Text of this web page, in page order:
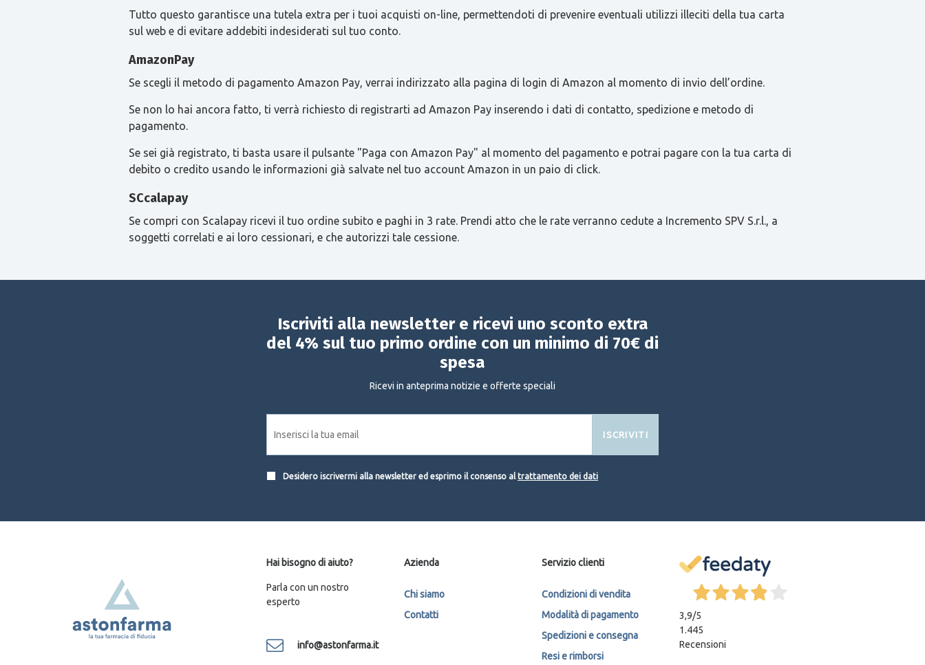
Tutto questo garantisce una tutela extra per i tuoi acquisti on-line, permettendoti di prevenire eventuali utilizzi illeciti della tua carta
sul web e di evitare addebiti indesiderati sul tuo conto.
AmazonPay
Se scegli il metodo di pagamento Amazon Pay, verrai indirizzato alla pagina di login di Amazon al momento di invio dell’ordine.
Se non lo hai ancora fatto, ti verrà richiesto di registrarti ad Amazon Pay inserendo i dati di contatto, spedizione e metodo di
pagamento.
Se sei già registrato, ti basta usare il pulsante "Paga con Amazon Pay" al momento del pagamento e potrai pagare con la tua carta di
debito o credito usando le informazioni già salvate nel tuo account Amazon in un paio di click.
SCcalapay
Se compri con Scalapay ricevi il tuo ordine subito e paghi in 3 rate. Prendi atto che le rate verranno cedute a Incremento SPV S.r.l., a
soggetti correlati e ai loro cessionari, e che autorizzi tale cessione.
Iscriviti alla newsletter e ricevi uno sconto extra
del 4% sul tuo primo ordine con un minimo di 70€ di
spesa
Ricevi in anteprima notizie e offerte speciali
ISCRIVITI
Desidero iscrivermi alla newsletter ed esprimo il consenso al trattamento dei dati
Hai bisogno di aiuto?
Parla con un nostro
esperto
info@astonfarma.it
Azienda
Chi siamo
Contatti
Servizio clienti
Condizioni di vendita
Modalità di pagamento
Spedizioni e consegna
Resi e rimborsi
3,9/5
1.445
Recensioni